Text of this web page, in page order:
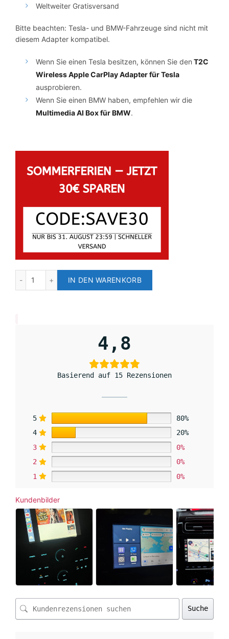
Weltweiter Gratisversand
Bitte beachten: Tesla- und BMW-Fahrzeuge sind nicht mit
diesem Adapter kompatibel.
Wenn Sie einen Tesla besitzen, können Sie den T2C
Wireless Apple CarPlay Adapter für Tesla
ausprobieren.
Wenn Sie einen BMW haben, empfehlen wir die
Multimedia AI Box für BMW.
IN DEN WARENKORB
4,8
Basierend auf 15 Rezensionen
5
80%
4
20%
3
0%
2
0%
1
0%
Kundenbilder
Suche